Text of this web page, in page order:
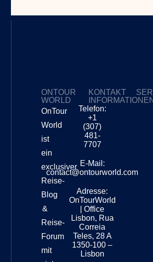
ONTOUR
WORLD
OnTour
World
ist
ein
exclusiver
Reise-
Blog
&
Reise-
Forum
mit
KONTAKT
INFORMATIONEN
Telefon:
+1
(307)
481-
7707
E-Mail:
contact@ontourworld.com
Adresse:
OnTourWorld
| Office
Lisbon, Rua
Correia
Teles, 28 A
1350-100 –
Lisbon